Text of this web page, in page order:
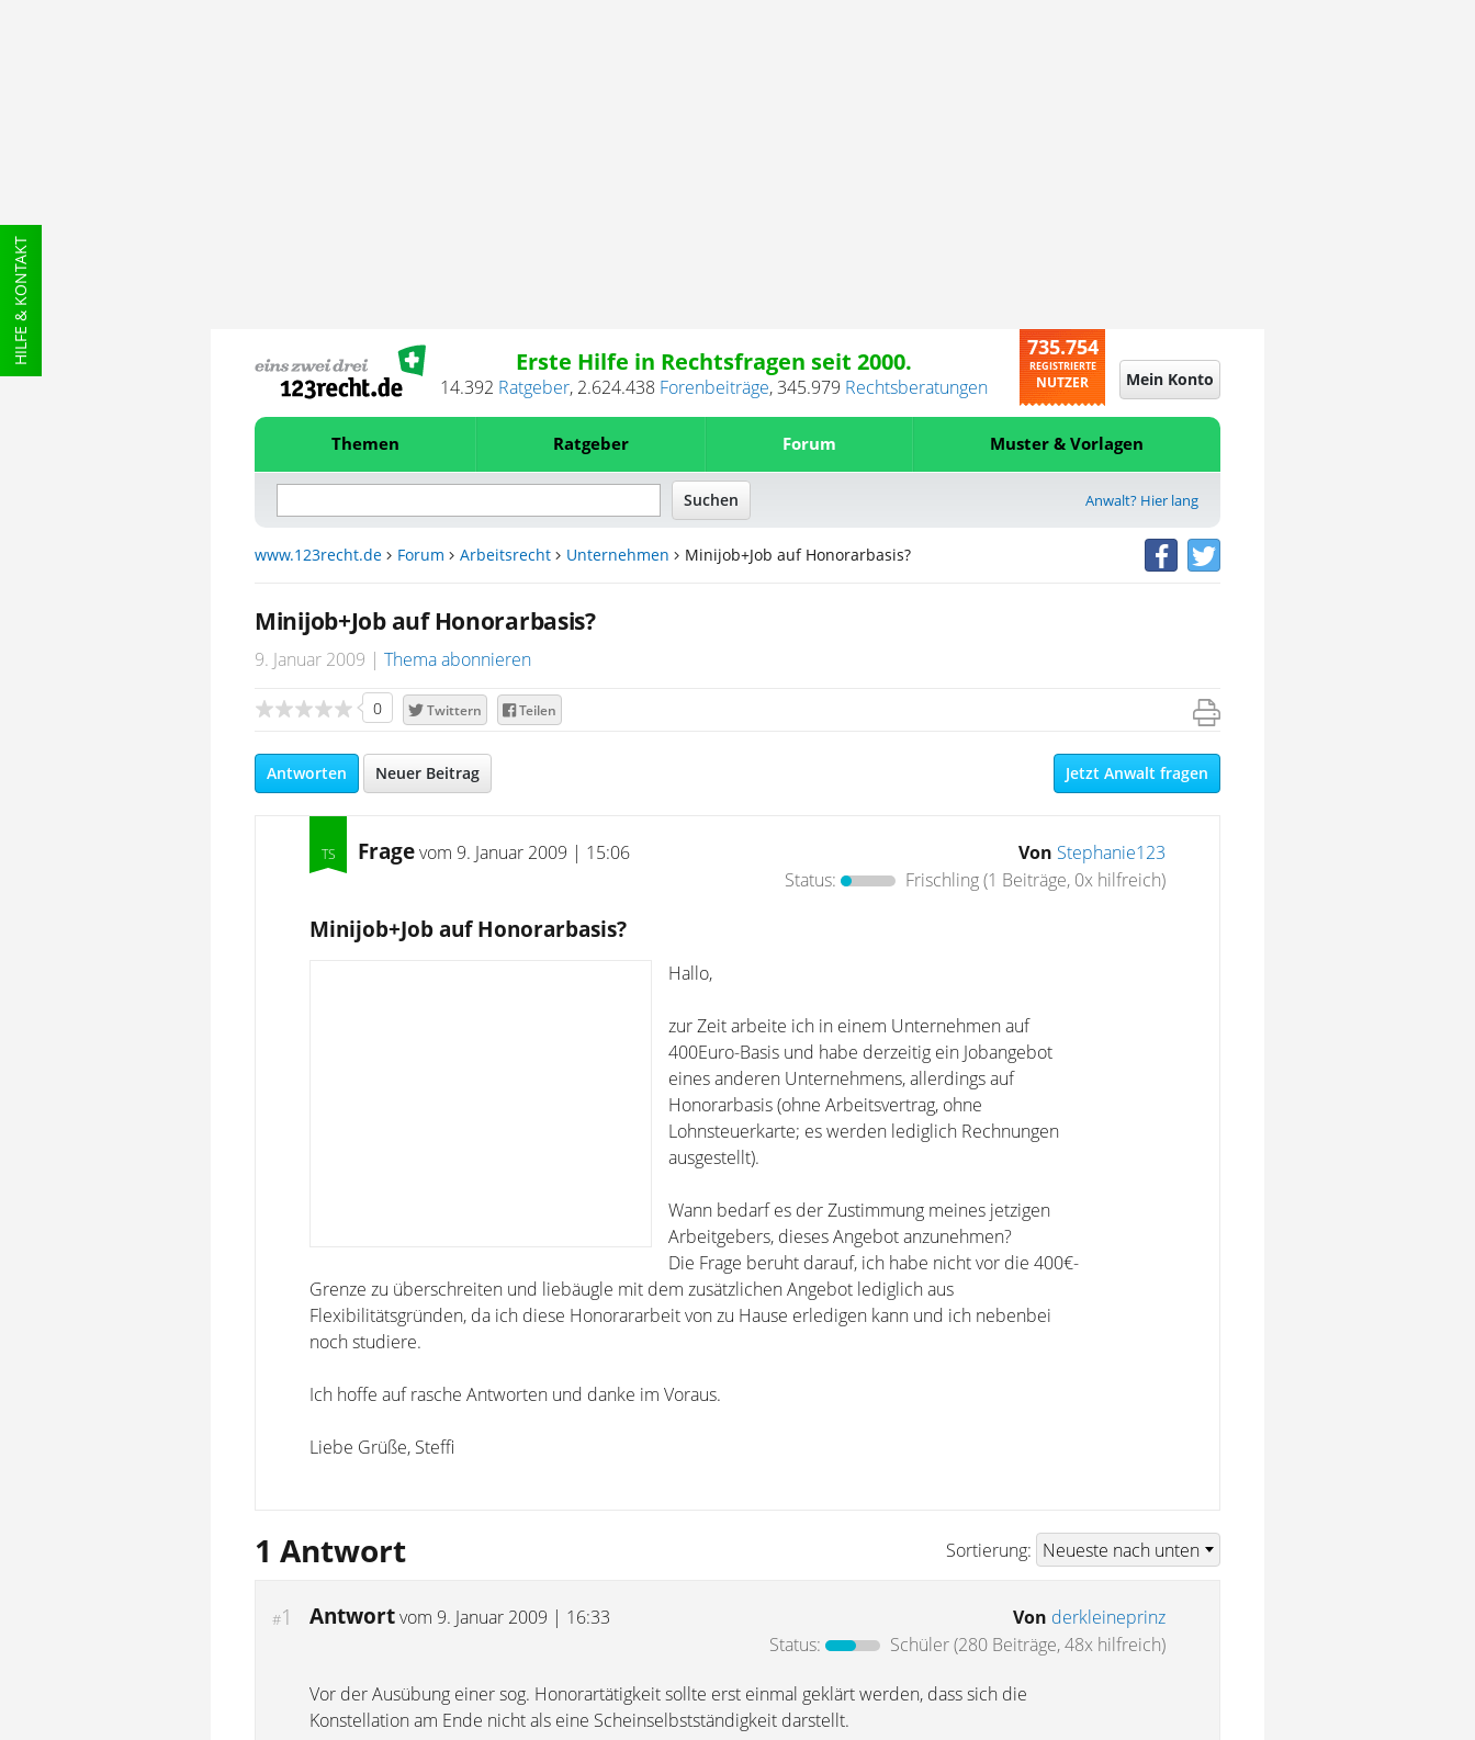
HILFE & KONTAKT Erste Hilfe in Rechtsfragen seit 2000.
14.392 Ratgeber, 2.624.438 Forenbeiträge,345.979 Rechtsberatungen
735.754
REGISTRIERTE
NUTZER Mein Konto
Themen Ratgeber Forum Muster & Vorlagen
Anwalt? Hier lang
www.123recht.de Forum Arbeitsrecht Unternehmen Minijob+Job auf Honorarbasis?
Minijob+Job auf Honorarbasis?
9. Januar 2009 Thema abonnieren
0 Twittern Teilen
Antworten Neuer Beitrag Jetzt Anwalt fragen
Fragevom 9. Januar 2009 | 15:06 Von Stephanie123
Status:
Frischling(1 Beiträge, 0x hilfreich)
Minijob+Job auf Honorarbasis?
Hallo,
zur Zeit arbeite ich in einem Unternehmen auf
400Euro-Basis und habe derzeitig ein Jobangebot
eines anderen Unternehmens, allerdings auf
Honorarbasis (ohne Arbeitsvertrag, ohne
Lohnsteuerkarte; es werden lediglich Rechnungen
ausgestellt).
Wann bedarf es der Zustimmung meines jetzigen
Arbeitgebers, dieses Angebot anzunehmen?
Die Frage beruht darauf, ich habe nicht vor die 400€-
Grenze zu überschreiten und liebäugle mit dem zusätzlichen Angebot lediglich aus
Flexibilitätsgründen, da ich diese Honorararbeit von zu Hause erledigen kann und ich nebenbei
noch studiere.
Ich hoffe auf rasche Antworten und danke im Voraus.
Liebe Grüße, Steffi
1 Antwort Sortierung:
#1 Antwortvom 9. Januar 2009 | 16:33 Von derkleineprinz
Status:
Schüler(280 Beiträge, 48x hilfreich)
Vor der Ausübung einer sog. Honorartätigkeit sollte erst einmal geklärt werden, dass sich die
Konstellation am Ende nicht als eine Scheinselbstständigkeit darstellt.